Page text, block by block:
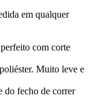
em qualquer
com corte
Muito leve e
do fecho de correr